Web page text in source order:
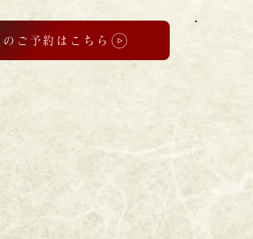
のご予約はこちら